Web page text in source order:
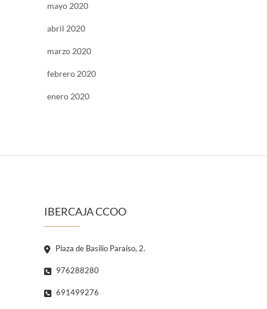
mayo 2020
abril 2020
marzo 2020
febrero 2020
enero 2020
IBERCAJA CCOO
Plaza de Basilio Paraíso, 2.
976288280
691499276